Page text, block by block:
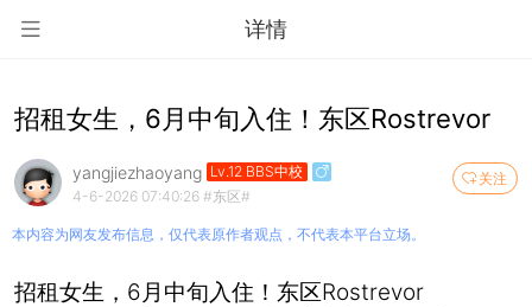
详情
招租女生，6月中旬入住！东区Rostrevor
关注
yangjiezhaoyang Lv.12 BBS中校
4-6-2026 07:40:26 #东区#
本内容为网友发布信息，仅代表原作者观点，不代表本平台立场。
招租女生，6月中旬入住！东区Rostrevor